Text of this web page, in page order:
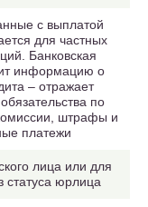
с выплатой
для частных
Банковская
информацию о
– отражает
по
штрафы и
платежи
лица или для
статуса юрлица